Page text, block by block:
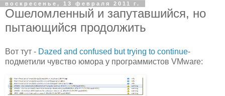
воскресенье, 13 февраля 2011 г.
Ошеломленный и запутавшийся, но
пытающийся продолжить
Вот тут - Dazed and confused but trying to continue-
подметили чувство юмора у программистов VMware: